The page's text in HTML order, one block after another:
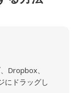
Dropbox、
にドラッグし